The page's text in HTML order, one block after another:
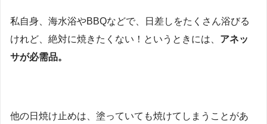
私自身、海水浴やBBQなどで、日差しをたくさん浴びる
けれど、絶対に焼きたくない！というときには、 アネッ
サが必需品。
他の日焼け止めは、塗っていても焼けてしまうことがあ